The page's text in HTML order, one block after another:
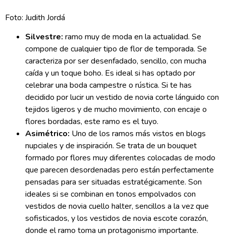
Foto: Judith Jordá
Silvestre: ramo muy de moda en la actualidad. Se
compone de cualquier tipo de flor de temporada. Se
caracteriza por ser desenfadado, sencillo, con mucha
caída y un toque boho. Es ideal si has optado por
celebrar una boda campestre o rústica. Si te has
decidido por lucir un vestido de novia corte lánguido con
tejidos ligeros y de mucho movimiento, con encaje o
flores bordadas, este ramo es el tuyo.
Asimétrico: Uno de los ramos más vistos en blogs
nupciales y de inspiración. Se trata de un bouquet
formado por flores muy diferentes colocadas de modo
que parecen desordenadas pero están perfectamente
pensadas para ser situadas estratégicamente. Son
ideales si se combinan en tonos empolvados con
vestidos de novia cuello halter, sencillos a la vez que
sofisticados, y los vestidos de novia escote corazón,
donde el ramo toma un protagonismo importante.